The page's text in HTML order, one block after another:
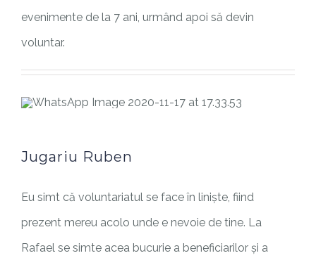
evenimente de la 7 ani, urmând apoi să devin
voluntar.
Jugariu Ruben
Eu simt că voluntariatul se face în liniște, fiind
prezent mereu acolo unde e nevoie de tine. La
Rafael se simte acea bucurie a beneficiarilor și a